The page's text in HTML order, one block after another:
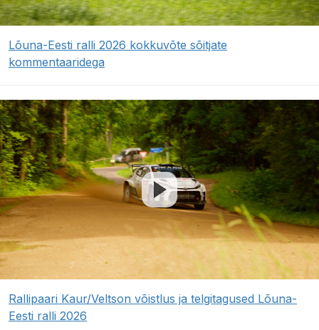
Lõuna-Eesti ralli 2026 kokkuvõte sõitjate
kommentaaridega
Rallipaari Kaur/Veltson võistlus ja telgitagused Lõuna-
Eesti ralli 2026